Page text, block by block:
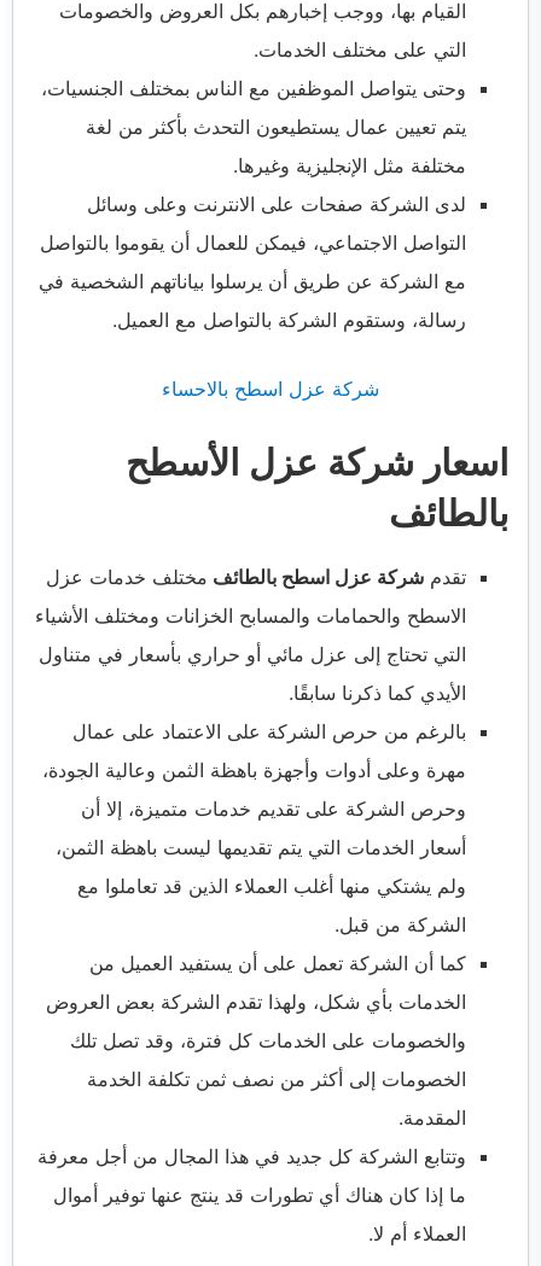
القيام بها، ووجب إخبارهم بكل العروض والخصومات
التي على مختلف الخدمات.
وحتى يتواصل الموظفين مع الناس بمختلف الجنسيات،
يتم تعيين عمال يستطيعون التحدث بأكثر من لغة
مختلفة مثل الإنجليزية وغيرها.
لدى الشركة صفحات على الانترنت وعلى وسائل
التواصل الاجتماعي، فيمكن للعمال أن يقوموا بالتواصل
مع الشركة عن طريق أن يرسلوا بياناتهم الشخصية في
رسالة، وستقوم الشركة بالتواصل مع العميل.
شركة عزل اسطح بالاحساء
اسعار شركة عزل الأسطح
بالطائف
تقدم شركة عزل اسطح بالطائف مختلف خدمات عزل
الاسطح والحمامات والمسابح الخزانات ومختلف الأشياء
التي تحتاج إلى عزل مائي أو حراري بأسعار في متناول
الأيدي كما ذكرنا سابقًا.
بالرغم من حرص الشركة على الاعتماد على عمال
مهرة وعلى أدوات وأجهزة باهظة الثمن وعالية الجودة،
وحرص الشركة على تقديم خدمات متميزة، إلا أن
أسعار الخدمات التي يتم تقديمها ليست باهظة الثمن،
ولم يشتكي منها أغلب العملاء الذين قد تعاملوا مع
الشركة من قبل.
كما أن الشركة تعمل على أن يستفيد العميل من
الخدمات بأي شكل، ولهذا تقدم الشركة بعض العروض
والخصومات على الخدمات كل فترة، وقد تصل تلك
الخصومات إلى أكثر من نصف ثمن تكلفة الخدمة
المقدمة.
وتتابع الشركة كل جديد في هذا المجال من أجل معرفة
ما إذا كان هناك أي تطورات قد ينتج عنها توفير أموال
العملاء أم لا.